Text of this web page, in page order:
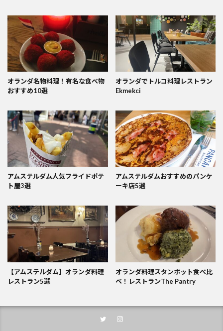
オランダ名物料理！有名な食べ物
おすすめ10選
オランダでトルコ料理レストラン
Ekmekci
アムステルダム人気フライドポテ
ト屋3選
アムステルダムおすすめのパンケ
ーキ店5選
【アムステルダム】オランダ料理
レストラン5選
オランダ料理スタンポット食べ比
べ！レストランThe Pantry